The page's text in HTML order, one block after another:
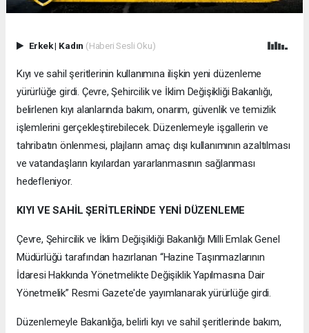
Erkek| Kadın (Haberi Sesli Oku)
Kıyı ve sahil şeritlerinin kullanımına ilişkin yeni düzenleme
yürürlüğe girdi. Çevre, Şehircilik ve İklim Değişikliği Bakanlığı,
belirlenen kıyı alanlarında bakım, onarım, güvenlik ve temizlik
işlemlerini gerçekleştirebilecek. Düzenlemeyle işgallerin ve
tahribatın önlenmesi, plajların amaç dışı kullanımının azaltılması
ve vatandaşların kıyılardan yararlanmasının sağlanması
hedefleniyor.
KIYI VE SAHİL ŞERİTLERİNDE YENİ DÜZENLEME
Çevre, Şehircilik ve İklim Değişikliği Bakanlığı Milli Emlak Genel
Müdürlüğü tarafından hazırlanan “Hazine Taşınmazlarının
İdaresi Hakkında Yönetmelikte Değişiklik Yapılmasına Dair
Yönetmelik” Resmi Gazete'de yayımlanarak yürürlüğe girdi.
Düzenlemeyle Bakanlığa, belirli kıyı ve sahil şeritlerinde bakım,